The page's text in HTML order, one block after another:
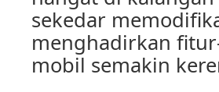
sekedar
menghadirkan
mobil semakin